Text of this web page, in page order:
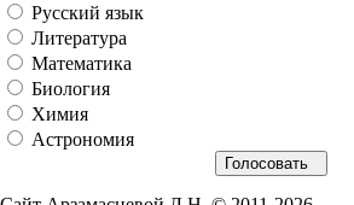
Русский язык
Литература
Математика
Биология
Химия
Астрономия